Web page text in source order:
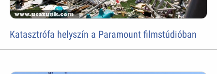
Katasztrófa helyszín a Paramount filmstúdióban